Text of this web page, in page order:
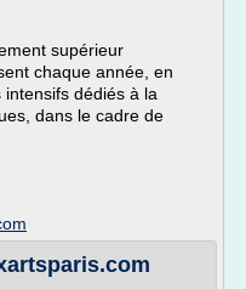
supérieur
chaque année, en
dédiés à la
dans le cadre de